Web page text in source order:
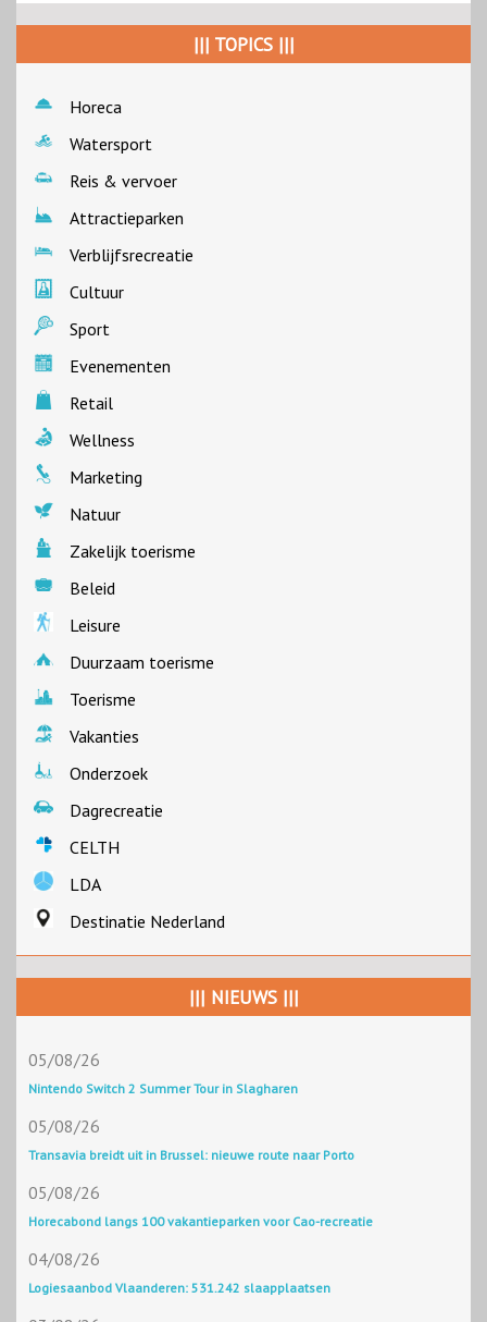
||| TOPICS |||
Horeca
Watersport
Reis & vervoer
Attractieparken
Verblijfsrecreatie
Cultuur
Sport
Evenementen
Retail
Wellness
Marketing
Natuur
Zakelijk toerisme
Beleid
Leisure
Duurzaam toerisme
Toerisme
Vakanties
Onderzoek
Dagrecreatie
CELTH
LDA
Destinatie Nederland
||| NIEUWS |||
05/08/26
Nintendo Switch 2 Summer Tour in Slagharen
05/08/26
Transavia breidt uit in Brussel: nieuwe route naar Porto
05/08/26
Horecabond langs 100 vakantieparken voor Cao-recreatie
04/08/26
Logiesaanbod Vlaanderen: 531.242 slaapplaatsen